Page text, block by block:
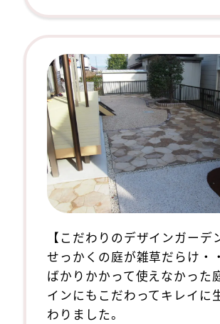
【こだわりのデザインガーデ
せっかくの庭が雑草だらけ・
ばかりかかって使えなかった
インにもこだわってキレイに
わりました。